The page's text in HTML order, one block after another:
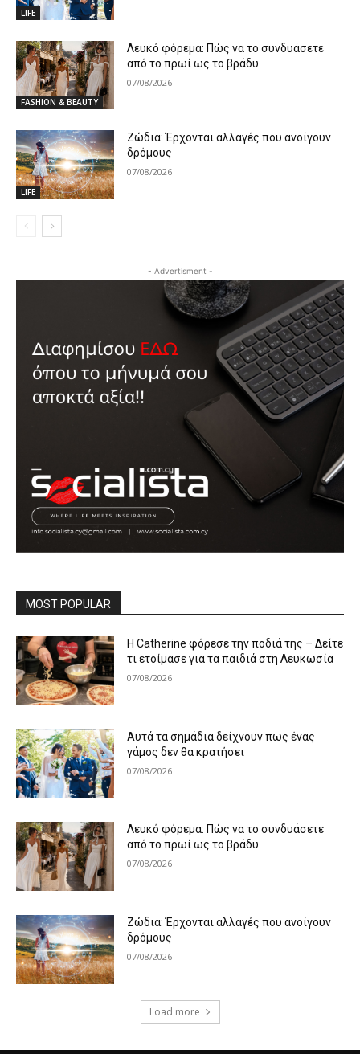
LIFE
FASHION & BEAUTY
Λευκό φόρεμα: Πώς να το συνδυάσετε
από το πρωί ως το βράδυ
07/08/2026
LIFE
Ζώδια: Έρχονται αλλαγές που ανοίγουν
δρόμους
07/08/2026
- Advertisment -
MOST POPULAR
Η Catherine φόρεσε την ποδιά της – Δείτε
τι ετοίμασε για τα παιδιά στη Λευκωσία
07/08/2026
Αυτά τα σημάδια δείχνουν πως ένας
γάμος δεν θα κρατήσει
07/08/2026
Λευκό φόρεμα: Πώς να το συνδυάσετε
από το πρωί ως το βράδυ
07/08/2026
Ζώδια: Έρχονται αλλαγές που ανοίγουν
δρόμους
07/08/2026
Load more